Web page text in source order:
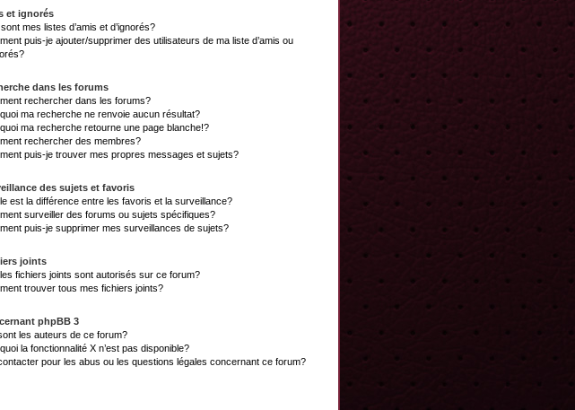
et ignorés
mes listes d’amis et d’ignorés?
puis-je ajouter/supprimer des utilisateurs de ma liste d’amis ou
dans les forums
rechercher dans les forums?
ma recherche ne renvoie aucun résultat?
ma recherche retourne une page blanche!?
rechercher des membres?
puis-je trouver mes propres messages et sujets?
des sujets et favoris
est la différence entre les favoris et la surveillance?
surveiller des forums ou sujets spécifiques?
puis-je supprimer mes surveillances de sujets?
joints
fichiers joints sont autorisés sur ce forum?
trouver tous mes fichiers joints?
phpBB 3
les auteurs de ce forum?
la fonctionnalité X n’est pas disponible?
pour les abus ou les questions légales concernant ce forum?